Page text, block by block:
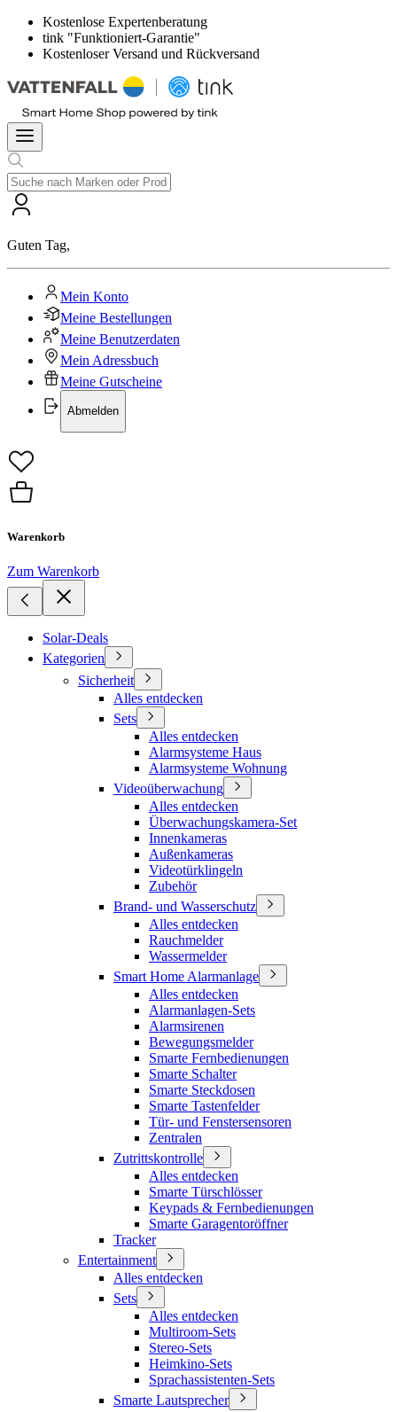
Kostenlose Expertenberatung
tink "Funktioniert-Garantie"
Kostenloser Versand und Rückversand
Guten Tag,
Mein Konto
Meine Bestellungen
Meine Benutzerdaten
Mein Adressbuch
Meine Gutscheine
Abmelden
Warenkorb
Zum Warenkorb
Solar-Deals
Kategorien
Sicherheit
Alles entdecken
Sets
Alles entdecken
Alarmsysteme Haus
Alarmsysteme Wohnung
Videoüberwachung
Alles entdecken
Überwachungskamera-Set
Innenkameras
Außenkameras
Videotürklingeln
Zubehör
Brand- und Wasserschutz
Alles entdecken
Rauchmelder
Wassermelder
Smart Home Alarmanlage
Alles entdecken
Alarmanlagen-Sets
Alarmsirenen
Bewegungsmelder
Smarte Fernbedienungen
Smarte Schalter
Smarte Steckdosen
Smarte Tastenfelder
Tür- und Fenstersensoren
Zentralen
Zutrittskontrolle
Alles entdecken
Smarte Türschlösser
Keypads & Fernbedienungen
Smarte Garagentoröffner
Tracker
Entertainment
Alles entdecken
Sets
Alles entdecken
Multiroom-Sets
Stereo-Sets
Heimkino-Sets
Sprachassistenten-Sets
Smarte Lautsprecher